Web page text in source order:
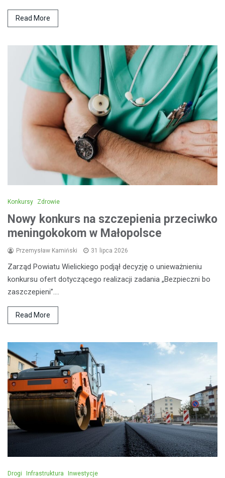
Read More
Konkursy Zdrowie
Nowy konkurs na szczepienia przeciwko
meningokokom w Małopolsce
Przemysław Kamiński 31 lipca 2026
Zarząd Powiatu Wielickiego podjął decyzję o unieważnieniu
konkursu ofert dotyczącego realizacji zadania „Bezpieczni bo
zaszczepieni”.…
Read More
Drogi Infrastruktura Inwestycje